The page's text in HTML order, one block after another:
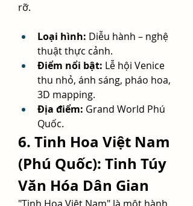
rỡ.
Loại hình: Diễu hành – nghệ
thuật thực cảnh.
Điểm nổi bật: Lễ hội Venice
thu nhỏ, ánh sáng, pháo hoa,
3D mapping.
Địa điểm: Grand World Phú
Quốc.
6. Tinh Hoa Việt Nam
(Phú Quốc): Tinh Túy
Văn Hóa Dân Gian